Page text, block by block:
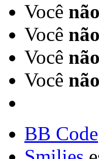
Você
Você
Você
Você
BB Code